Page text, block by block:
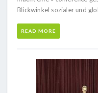
Blickwinkel sozialer und
READ MORE